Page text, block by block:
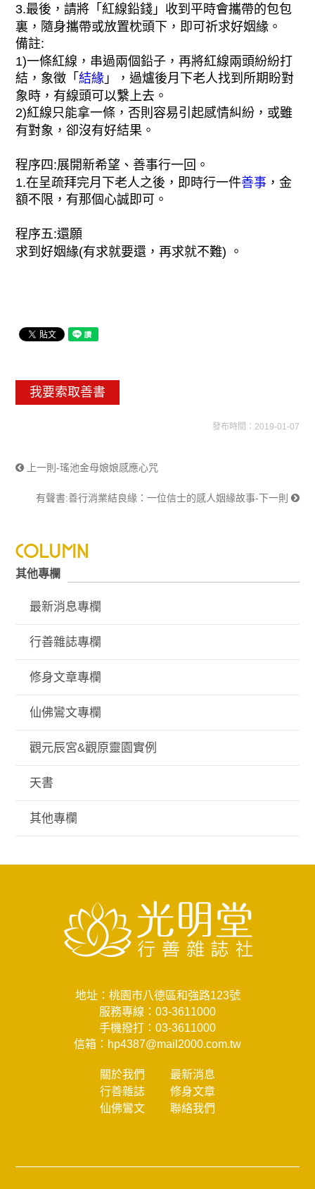
3.最後，請將「紅線鉛錢」收到平時會攜帶的包包
裏，隨身攜帶或放置枕頭下，即可祈求好姻緣。
備註:
1)一條紅線，串過兩個鉛子，再將紅線兩頭紛紛打
結，象徵「結緣 ​」，過爐後月下老人找到所期盼對
象時，有線頭可以繫上去。
2)紅線只能拿一條，否則容易引起感情糾紛，或雖
有對象，卻沒有好結果。
程序四:展開新希望、善事行一回。
1.在呈疏拜完月下老人之後，即時行一件善事 ，金
額不限，有那個心誠即可。
程序五:還願
求到好姻緣(有求就要還，再求就不難) 。
我要索取善書
發布時間：2019-01-07
上一則-瑤池金母娘娘感應心咒
有聲書:善行消業結良緣：一位信士的感人姻緣故事-下一則
其他專欄
最新消息專欄
行善雜誌專欄
修身文章專欄
仙佛鸞文專欄
觀元辰宮&觀原靈園實例
天書
其他專欄
地址：桃園市八德區和強路123號
服務專線： 03-3611000
手機撥打： 03-3611000
信箱： hp4387@mail2000.com.tw
關於我們
最新消息
行善雜誌
修身文章
仙佛鸞文
聯絡我們